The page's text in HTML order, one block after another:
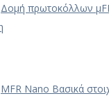
Δομή πρωτοκόλλων
ΜFR Nano Βασικά